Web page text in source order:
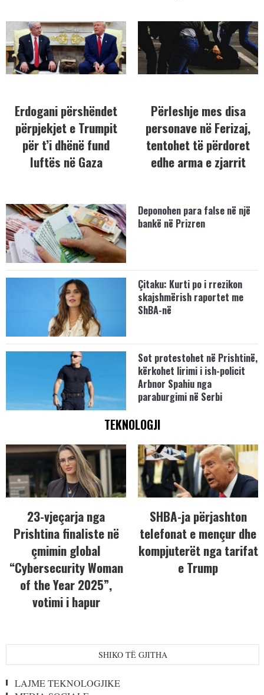
Erdogani përshëndet
përpjekjet e Trumpit
për t’i dhënë fund
luftës në Gaza
Përleshje mes disa
personave në Ferizaj,
tentohet të përdoret
edhe arma e zjarrit
Deponohen para false në një
bankë në Prizren
Çitaku: Kurti po i rrezikon
skajshmërish raportet me
ShBA-në
Sot protestohet në Prishtinë,
kërkohet lirimi i ish-policit
Arbnor Spahiu nga
paraburgimi në Serbi
TEKNOLOGJI
23-vjeçarja nga
Prishtina finaliste në
çmimin global
“Cybersecurity Woman
of the Year 2025”,
votimi i hapur
SHBA-ja përjashton
telefonat e mençur dhe
kompjuterët nga tarifat
e Trump
SHIKO TË GJITHA
LAJME TEKNOLOGJIKE